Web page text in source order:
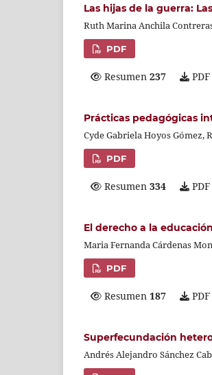
Las hijas de la guerra:
Ruth Marina Anchila
PDF
Resumen 237 PDF
Prácticas pedagógicas
Cyde Gabriela Hoyos Gómez,
PDF
Resumen 334 PDF
El derecho a la
Maria Fernanda Cárdenas
PDF
Resumen 187 PDF
Superfecundación
Andrés Alejandro Sánchez